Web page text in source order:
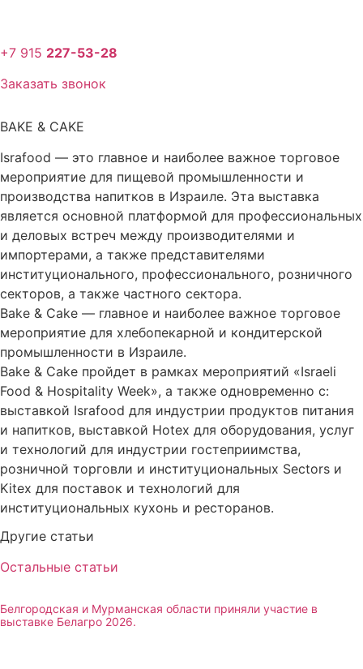
содержимому
+7 915 227-53-28
Заказать звонок
BAKE & CAKE
Israfood — это главное и наиболее важное торговое
мероприятие для пищевой промышленности и
производства напитков в Израиле. Эта выставка
является основной платформой для профессиональных
и деловых встреч между производителями и
импортерами, а также представителями
институционального, профессионального, розничного
секторов, а также частного сектора.
Bake & Cake — главное и наиболее важное торговое
мероприятие для хлебопекарной и кондитерской
промышленности в Израиле.
Bake & Cake пройдет в рамках мероприятий «Israeli
Food & Hospitality Week», а также одновременно с:
выставкой Israfood для индустрии продуктов питания
и напитков, выставкой Hotex для оборудования, услуг
и технологий для индустрии гостеприимства,
розничной торговли и институциональных Sectors и
Kitex для поставок и технологий для
институциональных кухонь и ресторанов.
Другие статьи
Остальные статьи
Белгородская и Мурманская области приняли участие в
выставке Белагро 2026.